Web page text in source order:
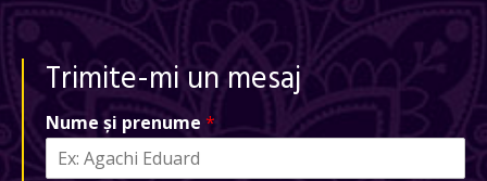
Trimite-mi un mesaj
Nume și prenume *